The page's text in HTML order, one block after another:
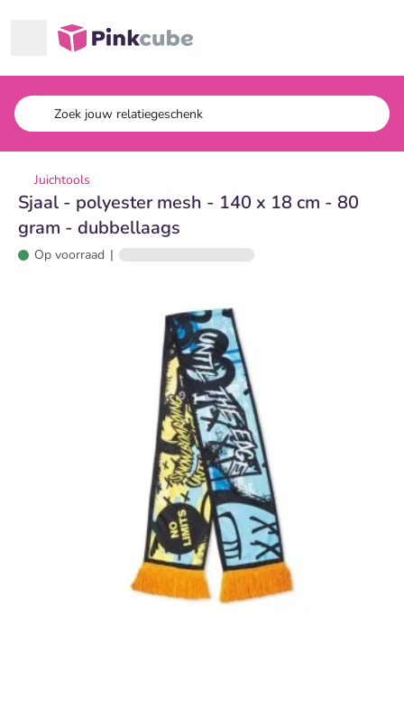
Pinkcube
Juichtools
Sjaal - polyester mesh - 140 x 18 cm - 80
gram - dubbellaags
Op voorraad |